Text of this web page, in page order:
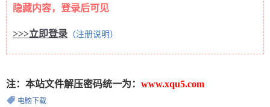
隐藏内容，登录后可见
>>>立即登录 （注册说明）
注：本站文件解压密码统一为： www.xqu5.com
电脑下载